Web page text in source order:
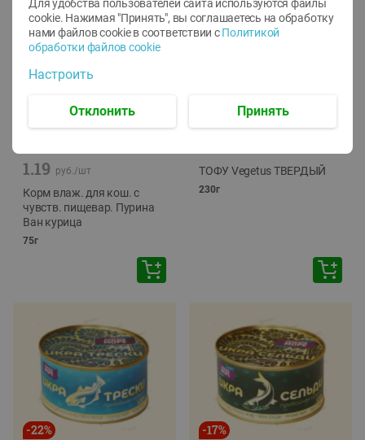
-12%
1.19 руб./шт
Корм влаж. для кош. с
чувств. пищевар. Пурина
Ван курица
75г
-24%
ТОФУ Vegetus ТВЕРДЫЙ
230г
-22% -17%
Для удобства пользователей сайта используются файлы
cookie. Нажимая "Принять", вы соглашаетесь на обработку
нами файлов cookie в соответствии с Политикой
обработки файлов cookie
Настроить
Отклонить Принять